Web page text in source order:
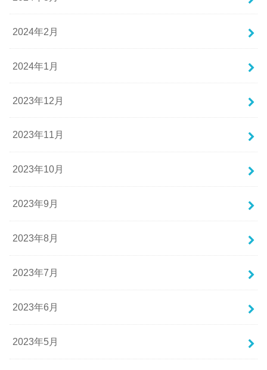
2024年2月
2024年1月
2023年12月
2023年11月
2023年10月
2023年9月
2023年8月
2023年7月
2023年6月
2023年5月